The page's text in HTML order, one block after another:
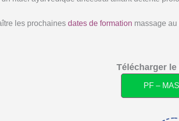
les prochaines dates de formation massage
Télécharger
PF –